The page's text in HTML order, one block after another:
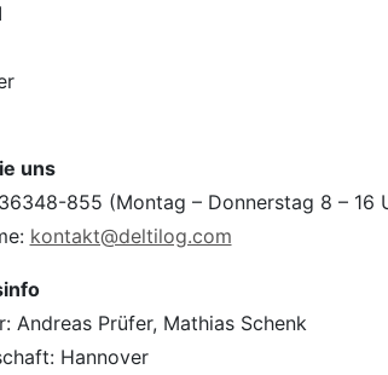
uns
855 (Montag – Donnerstag 8 – 16
kontakt@deltilog.com
Andreas Prüfer, Mathias Schenk
Hannover